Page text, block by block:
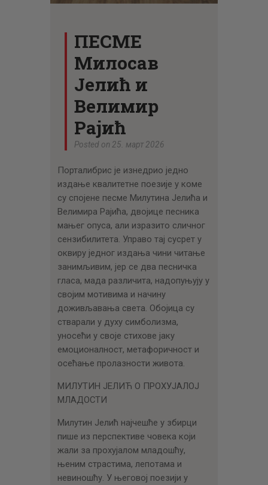
ПЕСМЕ
Милосав
Јелић и
Велимир
Рајић
Posted on 25. март 2026
Порталибрис је изнедрио једно
издање квалитетне поезије у коме
су спојене песме Милутина Јелића и
Велимира Рајића, двојице песника
мањег опуса, али изразито сличног
сензибилитета. Управо тај сусрет у
оквиру једног издања чини читање
занимљивим, јер се два песничка
гласа, мада различита, надопуњују у
својим мотивима и начину
доживљавања света. Обојица су
стварали у духу симболизма,
уносећи у своје стихове јаку
емоционалност, метафоричност и
осећање пролазности живота.
МИЛУТИН ЈЕЛИЋ О ПРОХУЈАЛОЈ
МЛАДОСТИ
Милутин Јелић најчешће у збирци
пише из перспективе човека који
жали за прохујалом младошћу,
њеним страстима, лепотама и
невиношћу. У његовој поезији у